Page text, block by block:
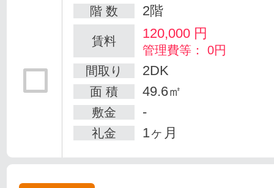
階 数 2階
賃料 120,000 円
管理費等： 0円
間取り
2DK
面 積 49.6㎡
敷金 -
礼金 1ヶ月